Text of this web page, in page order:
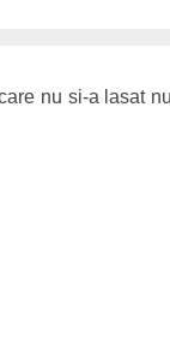
nu si-a lasat